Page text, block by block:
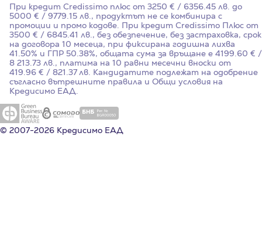
При кредит Credissimo плюс от 3250 € / 6356.45 лв. до
5000 € / 9779.15 лв., продуктът не се комбинира с
промоции и промо кодове. При кредит Credissimo Плюс от
3500 € / 6845.41 лв., без обезпечение, без застраховка, срок
на договора 10 месеца, при фиксирана годишна лихва
41.50% и ГПР 50.38%, общата сума за връщане е 4199.60 € /
8 213.73 лв., платима на 10 равни месечни вноски от
419.96 € / 821.37 лв. Кандидатите подлежат на одобрение
съгласно вътрешните правила и Общи условия на
Кредисимо ЕАД.
© 2007-2026 Кредисимо ЕАД